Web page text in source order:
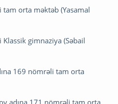
orta məktəb (Yasamal
gimnaziya (Səbail
169 nömrəli tam orta